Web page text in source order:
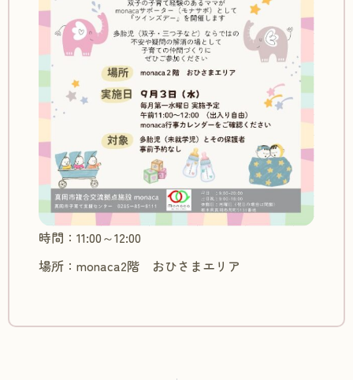
時間：11:00～12:00
場所：monaca2階 おひさまエリア